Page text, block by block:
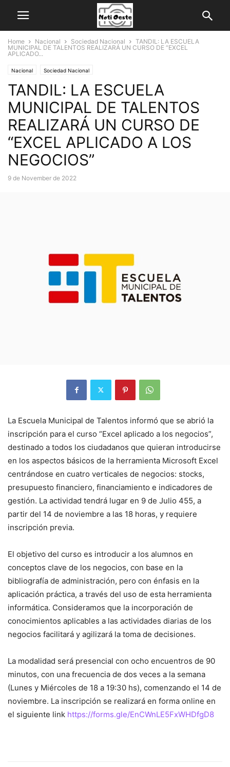
Home Nacional Sociedad Nacional
TANDIL: LA ESCUELA
MUNICIPAL DE TALENTOS REALIZARÁ UN CURSO DE “EXCEL
APLICADO...
Nacional Sociedad Nacional
TANDIL: LA ESCUELA
MUNICIPAL DE TALENTOS
REALIZARÁ UN CURSO DE
“EXCEL APLICADO A LOS
NEGOCIOS”
9 de November de 2022
La Escuela Municipal de Talentos informó que se abrió la
inscripción para el curso “Excel aplicado a los negocios”,
destinado a todos los ciudadanos que quieran introducirse
en los aspectos básicos de la herramienta Microsoft Excel
centrándose en cuatro verticales de negocios: stocks,
presupuesto financiero, financiamiento e indicadores de
gestión. La actividad tendrá lugar en 9 de Julio 455, a
partir del 14 de noviembre a las 18 horas, y requiere
inscripción previa.
El objetivo del curso es introducir a los alumnos en
conceptos clave de los negocios, con base en la
bibliografía de administración, pero con énfasis en la
aplicación práctica, a través del uso de esta herramienta
informática. Consideramos que la incorporación de
conocimientos aplicables a las actividades diarias de los
negocios facilitará y agilizará la toma de decisiones.
La modalidad será presencial con ocho encuentros de 90
minutos, con una frecuencia de dos veces a la semana
(Lunes y Miércoles de 18 a 19:30 hs), comenzando el 14 de
noviembre. La inscripción se realizará en forma online en
el siguiente link https://forms.gle/EnCWnLE5FxWHDfgD8